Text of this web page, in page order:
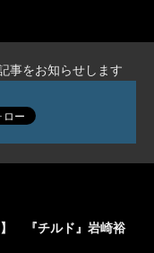
事をお知らせします
】 『チルド』岩崎裕